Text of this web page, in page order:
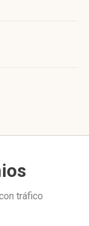
tráfico